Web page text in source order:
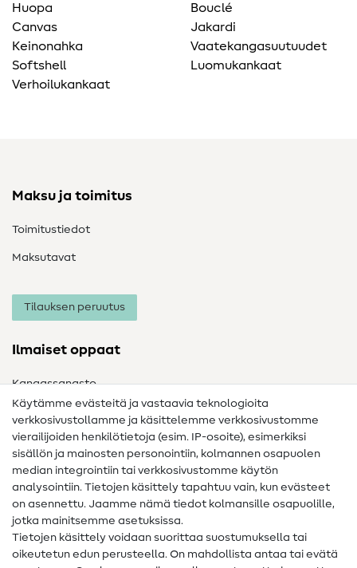
Huopa
Canvas
Keinonahka
Softshell
Verhoilukankaat
Bouclé
Jakardi
Vaatekangasuutuudet
Luomukankaat
Maksu ja toimitus
Toimitustiedot
Maksutavat
Tilauksen peruutus
Ilmaiset oppaat
Kangassanasto
Ompelusanasto
Ompeluohjeet
Apua ja yhteystiedot
Yhteystiedot
Tietoa omistajanvaihdoksesta
FAQ
Käytämme evästeitä ja vastaavia teknologioita
verkkosivustollamme ja käsittelemme verkkosivustomme
vierailijoiden henkilötietoja (esim. IP-osoite), esimerkiksi
sisällön ja mainosten personointiin, kolmannen osapuolen
median integrointiin tai verkkosivustomme käytön
analysointiin. Tietojen käsittely tapahtuu vain, kun evästeet
on asennettu. Jaamme nämä tiedot kolmansille osapuolille,
jotka mainitsemme asetuksissa.
Tietojen käsittely voidaan suorittaa suostumuksella tai
oikeutetun edun perusteella. On mahdollista antaa tai evätä